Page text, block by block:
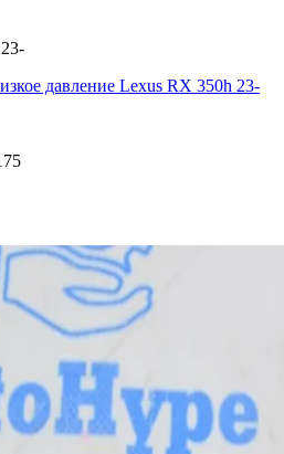
давление Lexus RX 350h 23-